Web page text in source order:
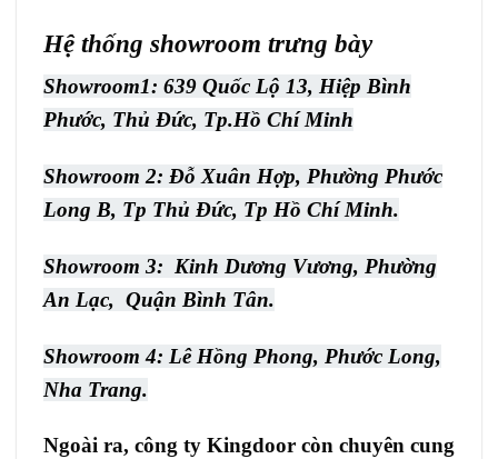
Hệ thống showroom trưng bày
Showroom1: 639 Quốc Lộ 13, Hiệp Bình
Phước, Thủ Đức, Tp.Hồ Chí Minh
Showroom 2: Đỗ Xuân Hợp, Phường Phước
Long B, Tp Thủ Đức, Tp Hồ Chí Minh.
Showroom 3: Kinh Dương Vương, Phường
An Lạc, Quận Bình Tân.
Showroom 4: Lê Hồng Phong, Phước Long,
Nha Trang.
Ngoài ra, công ty Kingdoor còn chuyên cung